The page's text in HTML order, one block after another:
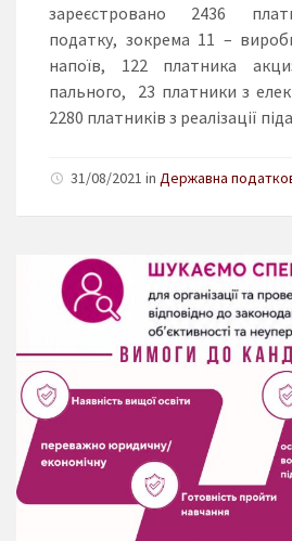
зареєстровано 2436
податку, зокрема 11 –
напоїв, 122 платника
пального, 23 платники з
2280 платників з реалізації
31/08/2021 in Державна